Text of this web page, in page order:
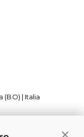
(BO) | Italia